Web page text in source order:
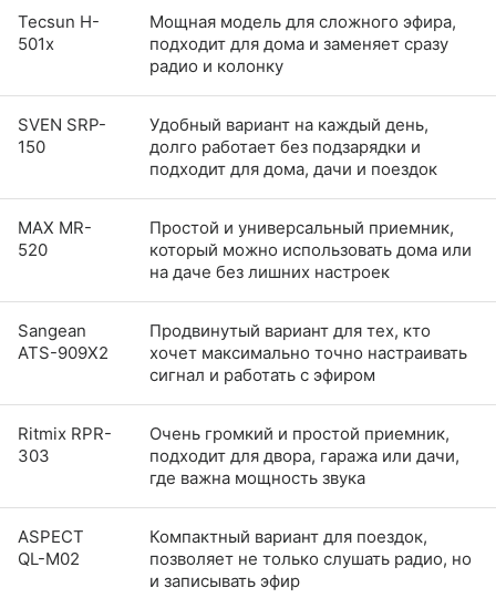
Tecsun H-
501x
Мощная модель для сложного эфира,
подходит для дома и заменяет сразу
радио и колонку
SVEN SRP-
150
Удобный вариант на каждый день,
долго работает без подзарядки и
подходит для дома, дачи и поездок
MAX MR-
520
Простой и универсальный приемник,
который можно использовать дома или
на даче без лишних настроек
Sangean
ATS-909X2
Продвинутый вариант для тех, кто
хочет максимально точно настраивать
сигнал и работать с эфиром
Ritmix RPR-
303
Очень громкий и простой приемник,
подходит для двора, гаража или дачи,
где важна мощность звука
ASPECT
QL-M02
Компактный вариант для поездок,
позволяет не только слушать радио, но
и записывать эфир